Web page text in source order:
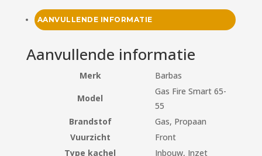
AANVULLENDE INFORMATIE
Aanvullende informatie
Merk Barbas
Model
Gas Fire Smart 65-
55
Brandstof
Gas, Propaan
Vuurzicht
Front
Type kachel
Inbouw, Inzet